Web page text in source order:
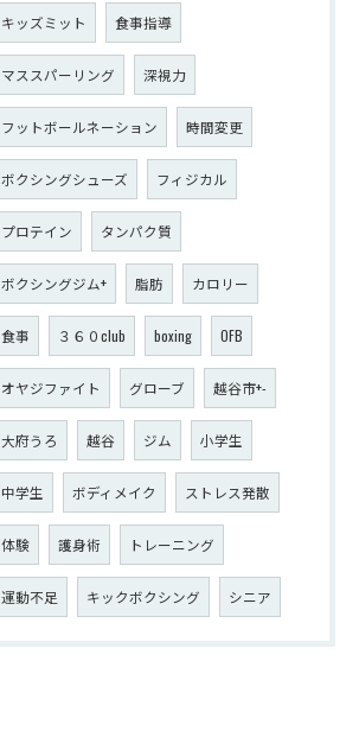
キッズミット 食事指導
マススパーリング 深視力
フットボールネーション 時間変更
ボクシングシューズ フィジカル
プロテイン タンパク質
ボクシングジム+ 脂肪 カロリー
食事 ３６０club boxing OFB
オヤジファイト グローブ 越谷市+-
大府うろ 越谷 ジム 小学生
中学生 ボディメイク ストレス発散
体験 護身術 トレーニング
運動不足 キックボクシング シニア